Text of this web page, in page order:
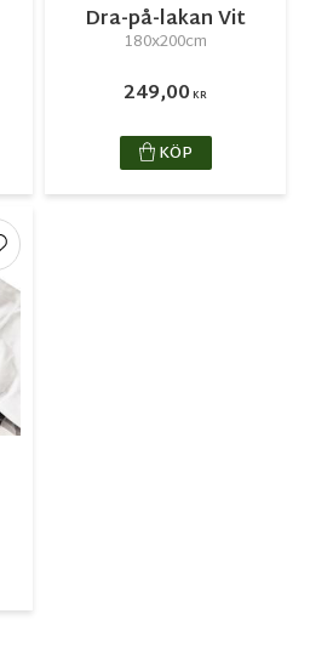
Dra-på-lakan Vit
180x200cm
249,00KR
KÖP
till i favoriter